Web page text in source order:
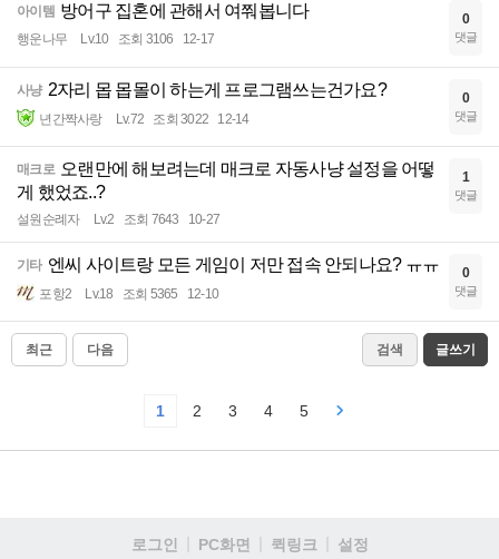
아이템 방어구 집혼에 관해서 여쭤봅니다
행운나무 Lv.10 조회 3106 12-17
0
댓글
사냥 2자리 몹 몹몰이 하는게 프로그램쓰는건가요?
년간짝사랑 Lv.72 조회 3022 12-14
0
댓글
매크로 오랜만에 해보려는데 매크로 자동사냥 설정을 어떻
게 했었죠..?
설원순례자 Lv.2 조회 7643 10-27
1
댓글
기타 엔씨 사이트랑 모든 게임이 저만 접속 안되나요? ㅠㅠ
포항2 Lv.18 조회 5365 12-10
0
댓글
최근 다음 검색 글쓰기
1 2 3 4 5
로그인 PC화면 퀵링크
설정